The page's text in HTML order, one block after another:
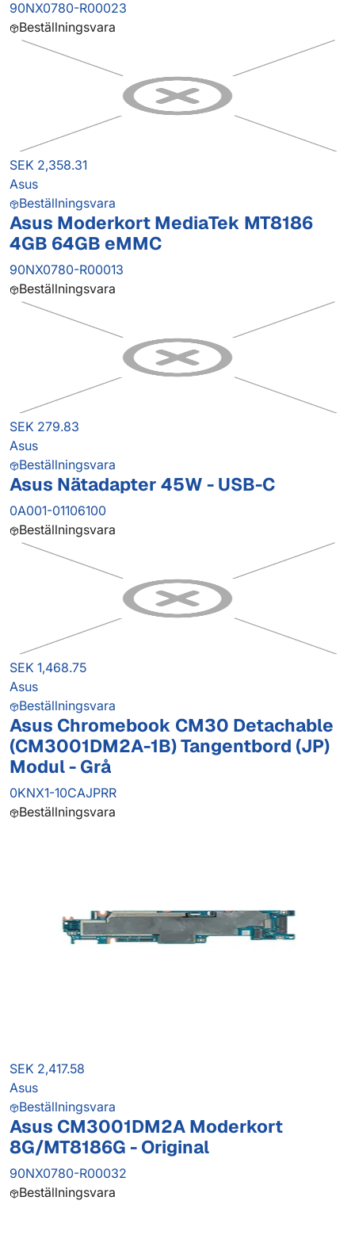
90NX0780-R00023
Beställningsvara
SEK 2,358.31
Asus
Beställningsvara
Asus Moderkort MediaTek MT8186
4GB 64GB eMMC
90NX0780-R00013
Beställningsvara
SEK 279.83
Asus
Beställningsvara
Asus Nätadapter 45W - USB-C
0A001-01106100
Beställningsvara
SEK 1,468.75
Asus
Beställningsvara
Asus Chromebook CM30 Detachable
(CM3001DM2A-1B) Tangentbord (JP)
Modul - Grå
0KNX1-10CAJPRR
Beställningsvara
SEK 2,417.58
Asus
Beställningsvara
Asus CM3001DM2A Moderkort
8G/MT8186G - Original
90NX0780-R00032
Beställningsvara